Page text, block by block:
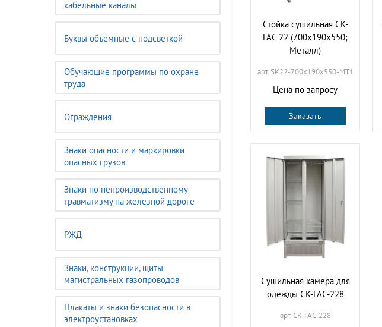
кабельные каналы
Буквы объёмные с подсветкой
Обучающие программы по охране
труда
Ограждения
Знаки опасности и маркировки
опасных грузов
Знаки по непроизводственному
травматизму на железной дороге
РЖД
Знаки, конструкции, щиты
магистральных газопроводов
Плакаты и знаки безопасности в
электроустановках
Стойка сушильная СК-
ГАС 22 (700х190х550;
Металл)
арт. SK22-700х190х550-МТ1
Цена по запросу
Заказать
Сушильная камера для
одежды СК-ГАС-228
арт. СК-ГАС-228